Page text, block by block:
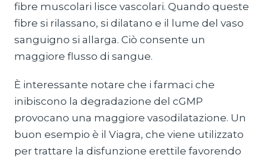
fibre muscolari lisce vascolari. Quando queste
fibre si rilassano, si dilatano e il lume del vaso
sanguigno si allarga. Ciò consente un
maggiore flusso di sangue.
È interessante notare che i farmaci che
inibiscono la degradazione del cGMP
provocano una maggiore vasodilatazione. Un
buon esempio è il Viagra, che viene utilizzato
per trattare la disfunzione erettile favorendo